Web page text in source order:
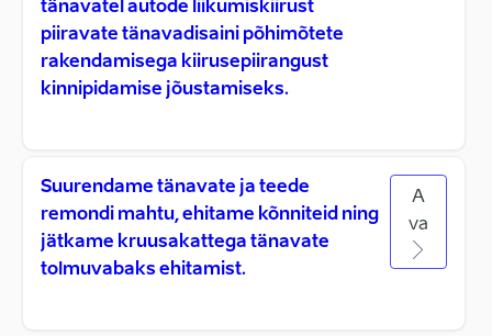
tänavatel autode liikumiskiirust
piiravate tänavadisaini põhimõtete
rakendamisega kiirusepiirangust
kinnipidamise jõustamiseks.
Suurendame tänavate ja teede
remondi mahtu, ehitame kõnniteid ning
jätkame kruusakattega tänavate
tolmuvabaks ehitamist.
A
va